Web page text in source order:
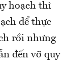
hoạch thì
để thực
rồi nhưng
đến vỡ quy